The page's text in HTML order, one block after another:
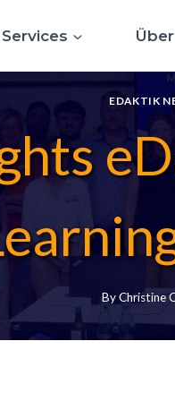
Services
EDAKTIK
By Christine